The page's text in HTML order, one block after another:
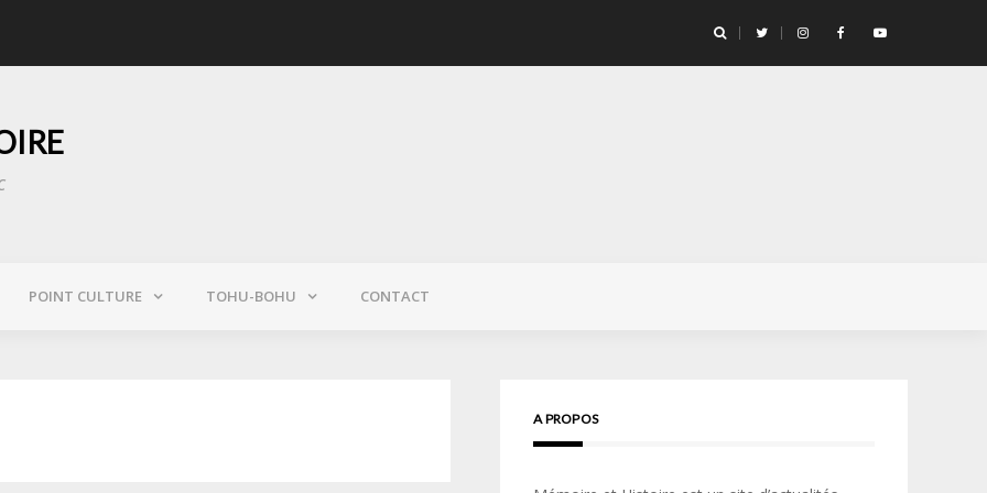
Notre-Dame des flammes « Au GIGN, on s’engage pour la vie… » Confidences d’un opérateur de l’unité d’élite
POINT CULTURE TOHU-BOHU CONTACT
A PROPOS